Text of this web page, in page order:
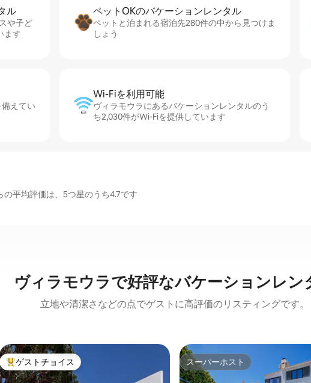
ル
や子ど
ます
ペットOKのバ⁠ケ⁠ー⁠シ⁠ョ⁠ンレ⁠ン⁠タ⁠ル
ペットと泊まれる宿泊先280件の中から見つけま
しょう
えてい
Wi-Fiを利⁠用⁠可⁠能
ヴィラモウラにあるバケーションレンタルのう
ち2,030件がWi-Fiを提供しています
平均評価は、5つ星のうち4.7です
ヴィラモウラで好評なバケーションレン
立地や清潔さなどの点でゲストに高評価のリスティングです。
大好評のゲストチョイスです。
ゲストチョイス スーパーホスト
スーパーホスト